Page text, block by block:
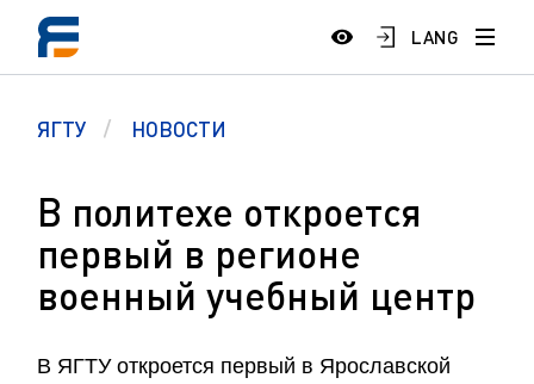
LANG
ЯГТУ НОВОСТИ
В политехе откроется
первый в регионе
военный учебный центр
В ЯГТУ откроется первый в Ярославской